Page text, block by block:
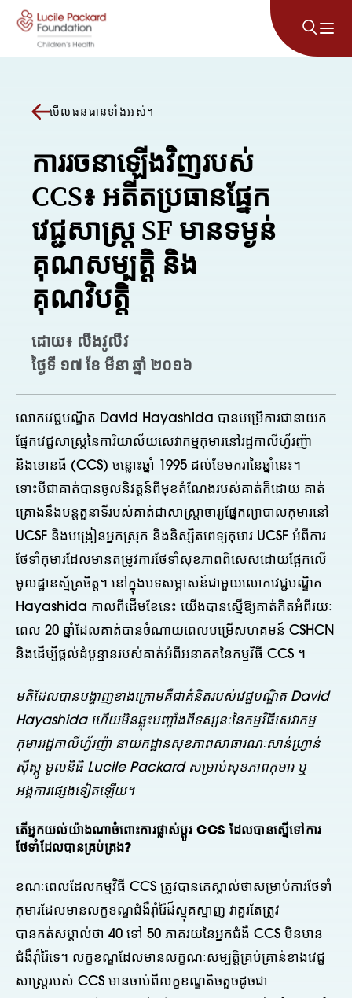
រំលងទៅមាតិកា
មើលធនធានទាំងអស់។
ការរចនាឡើងវិញរបស់
CCS៖ អតីតប្រធានផ្នែក
វេជ្ជសាស្ត្រ SF មានទម្ងន់
គុណសម្បត្តិ និង
គុណវិបត្តិ
ដោយ៖ លីងវូលីវ
ថ្ងៃទី ១៧ ខែ មីនា ឆ្នាំ ២០១៦
លោកវេជ្ជបណ្ឌិត David Hayashida បានបម្រើការជានាយក
ផ្នែកវេជ្ជសាស្រ្តនៃការិយាល័យសេវាកម្មកុមារនៅរដ្ឋកាលីហ្វ័រញ៉ា
និងខោនធី (CCS) ចន្លោះឆ្នាំ 1995 ដល់ខែមករានៃឆ្នាំនេះ។
ទោះបីជាគាត់បានចូលនិវត្តន៍ពីមុខតំណែងរបស់គាត់ក៏ដោយ គាត់
គ្រោងនឹងបន្តតួនាទីរបស់គាត់ជាសាស្រ្តាចារ្យផ្នែកព្យាបាលកុមារនៅ
UCSF និងបង្រៀនអ្នកស្រុក និងនិស្សិតពេទ្យកុមារ UCSF អំពីការ
ថែទាំកុមារដែលមានតម្រូវការថែទាំសុខភាពពិសេសដោយផ្អែកលើ
មូលដ្ឋានស្ម័គ្រចិត្ត។ នៅក្នុងបទសម្ភាសន៍ជាមួយលោកវេជ្ជបណ្ឌិត
Hayashida កាលពីដើមខែនេះ យើងបានស្នើឱ្យគាត់គិតអំពីរយៈ
ពេល 20 ឆ្នាំដែលគាត់បានចំណាយពេលបម្រើសហគមន៍ CSHCN
និងដើម្បីផ្តល់ដំបូន្មានរបស់គាត់អំពីអនាគតនៃកម្មវិធី CCS ។
មតិដែលបានបង្ហាញខាងក្រោមគឺជាគំនិតរបស់វេជ្ជបណ្ឌិត David
Hayashida ហើយមិនឆ្លុះបញ្ចាំងពីទស្សនៈនៃកម្មវិធីសេវាកម្ម
កុមាររដ្ឋកាលីហ្វ័រញ៉ា នាយកដ្ឋានសុខភាពសាធារណៈសាន់ហ្វ្រាន់
ស៊ីស្កូ មូលនិធិ Lucile Packard សម្រាប់សុខភាពកុមារ ឬ
អង្គការផ្សេងទៀតឡើយ។
តើ​អ្នក​យល់​យ៉ាង​ណា​ចំពោះ​ការ​ផ្លាស់​ប្តូរ CCS ដែល​បាន​ស្នើ​ទៅ​ការ​
ថែទាំ​ដែល​បាន​គ្រប់គ្រង?
ខណៈពេលដែលកម្មវិធី CCS ត្រូវបានគេស្គាល់ថាសម្រាប់ការថែទាំ
កុមារដែលមានលក្ខខណ្ឌជំងឺរ៉ាំរ៉ៃដ៏ស្មុគស្មាញ វាគួរតែត្រូវ
បានកត់សម្គាល់ថា 40 ទៅ 50 ភាគរយនៃអ្នកជំងឺ CCS មិនមាន
ជំងឺរ៉ាំរ៉ៃទេ។ លក្ខខណ្ឌដែលមានលក្ខណៈសម្បត្តិគ្រប់គ្រាន់ខាងវេជ្ជ
សាស្ត្ររបស់ CCS មានចាប់ពីលក្ខខណ្ឌតិចតួចដូចជា